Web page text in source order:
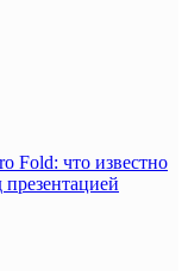
Fold: что известно